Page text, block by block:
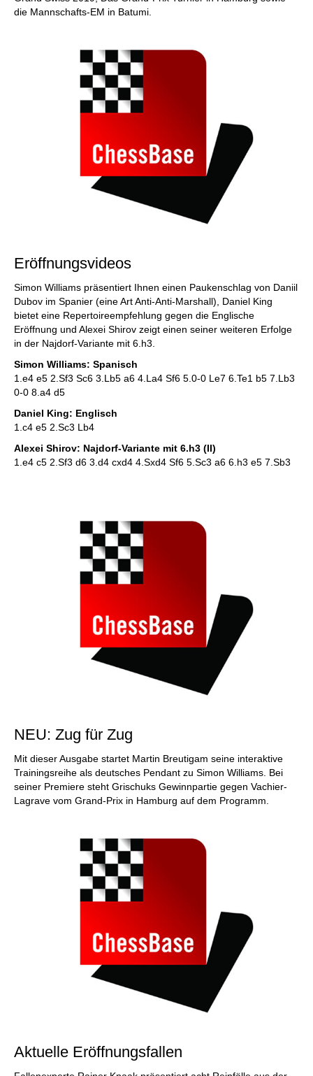
die Mannschafts-EM in Batumi.
Eröffnungsvideos
Simon Williams präsentiert Ihnen einen Paukenschlag von Daniil
Dubov im Spanier (eine Art Anti-Anti-Marshall), Daniel King
bietet eine Repertoireempfehlung gegen die Englische
Eröffnung und Alexei Shirov zeigt einen seiner weiteren Erfolge
in der Najdorf-Variante mit 6.h3.
Simon Williams: Spanisch
1.e4 e5 2.Sf3 Sc6 3.Lb5 a6 4.La4 Sf6 5.0-0 Le7 6.Te1 b5 7.Lb3
0-0 8.a4 d5
Daniel King: Englisch
1.c4 e5 2.Sc3 Lb4
Alexei Shirov: Najdorf-Variante mit 6.h3 (II)
1.e4 c5 2.Sf3 d6 3.d4 cxd4 4.Sxd4 Sf6 5.Sc3 a6 6.h3 e5 7.Sb3
NEU: Zug für Zug
Mit dieser Ausgabe startet Martin Breutigam seine interaktive
Trainingsreihe als deutsches Pendant zu Simon Williams. Bei
seiner Premiere steht Grischuks Gewinnpartie gegen Vachier-
Lagrave vom Grand-Prix in Hamburg auf dem Programm.
Aktuelle Eröffnungsfallen